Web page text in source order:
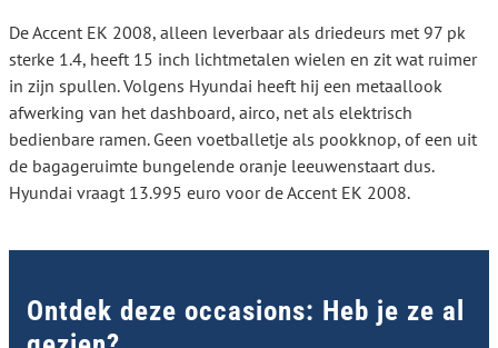
De Accent EK 2008, alleen leverbaar als driedeurs met 97 pk
sterke 1.4, heeft 15 inch lichtmetalen wielen en zit wat ruimer
in zijn spullen. Volgens Hyundai heeft hij een metaallook
afwerking van het dashboard, airco, net als elektrisch
bedienbare ramen. Geen voetballetje als pookknop, of een uit
de bagageruimte bungelende oranje leeuwenstaart dus.
Hyundai vraagt 13.995 euro voor de Accent EK 2008.
Ontdek deze occasions: Heb je ze al